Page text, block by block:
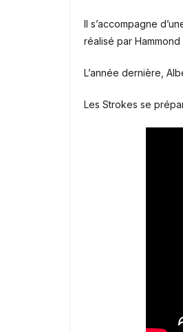
Il s’accompagne
réalisé par
L’année dernière,
Les Strokes se